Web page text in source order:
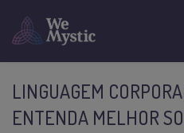
LINGUAGEM
ENTENDA MELHOR